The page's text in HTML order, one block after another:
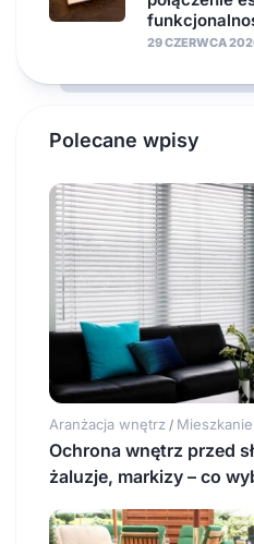
29 CZERWCA
Polecane wpisy
Aranżacja wnętrz / Mieszkanie
Ochrona wnętrz przed
żaluzje, markizy – co